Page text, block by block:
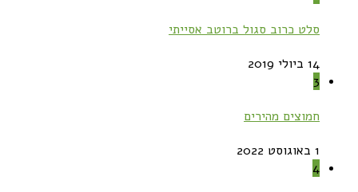
סלט כרוב סגול ברוטב אסייתי
14 ביולי 2019
3
חמוצים מהירים
1 באוגוסט 2022
4